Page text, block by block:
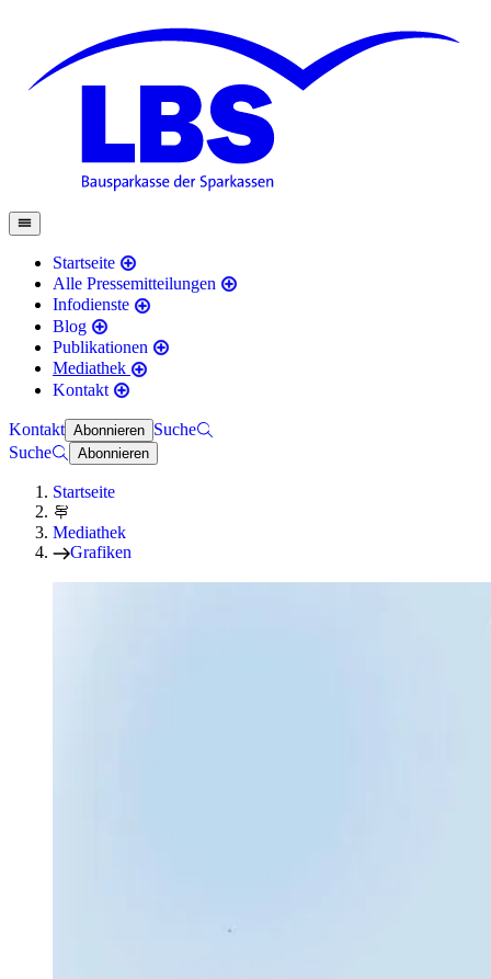
Startseite
Alle Pressemitteilungen
Infodienste
Blog
Publikationen
Mediathek
Kontakt
Kontakt Abonnieren Suche
Suche
Abonnieren
Startseite
Mediathek
Grafiken